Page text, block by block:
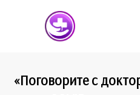
«Поговорите с